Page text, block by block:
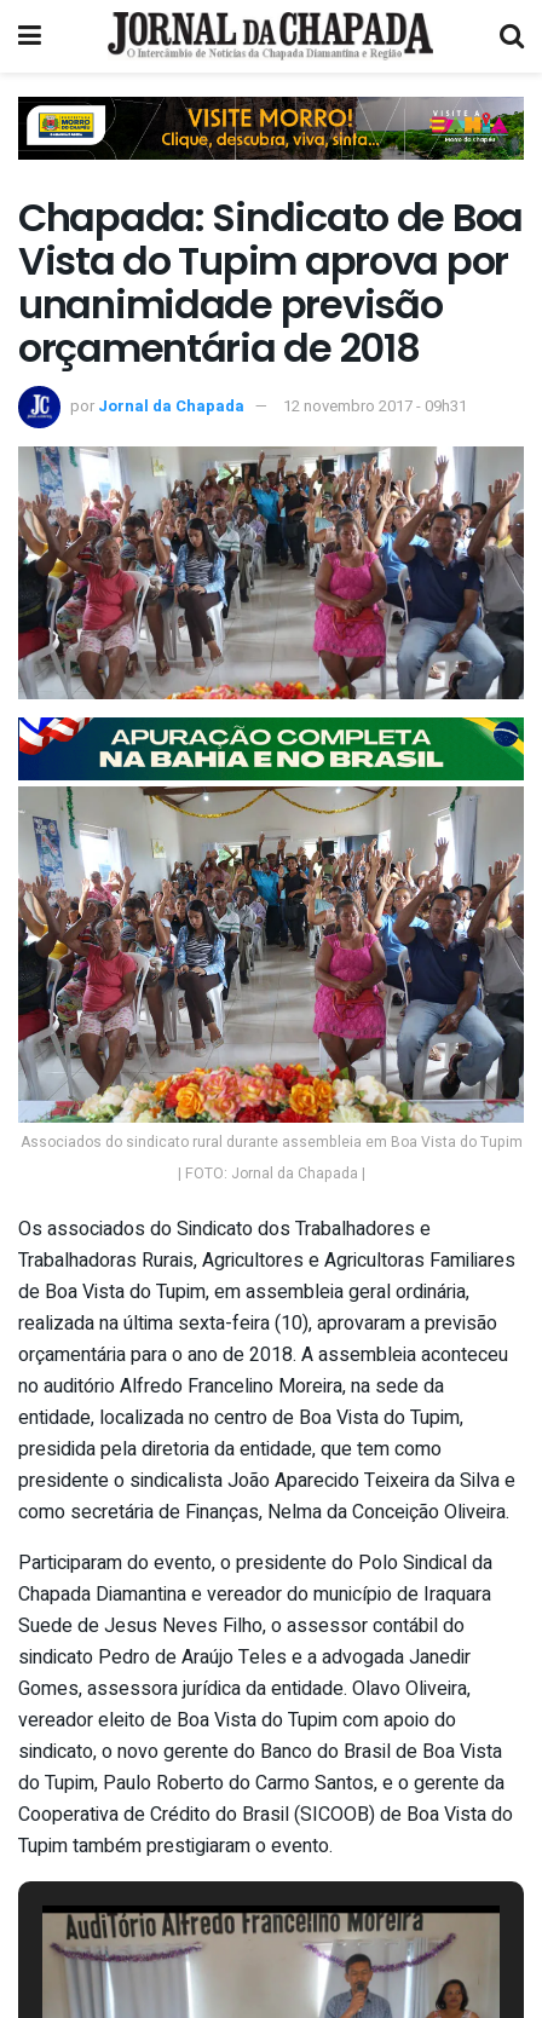
Chapada: Sindicato de Boa
Vista do Tupim aprova por
unanimidade previsão
orçamentária de 2018
por Jornal da Chapada 12 novembro 2017 - 09h31
Associados do sindicato rural durante assembleia em Boa Vista do Tupim
| FOTO: Jornal da Chapada |
Os associados do Sindicato dos Trabalhadores e
Trabalhadoras Rurais, Agricultores e Agricultoras Familiares
de Boa Vista do Tupim, em assembleia geral ordinária,
realizada na última sexta-feira (10), aprovaram a previsão
orçamentária para o ano de 2018. A assembleia aconteceu
no auditório Alfredo Francelino Moreira, na sede da
entidade, localizada no centro de Boa Vista do Tupim,
presidida pela diretoria da entidade, que tem como
presidente o sindicalista João Aparecido Teixeira da Silva e
como secretária de Finanças, Nelma da Conceição Oliveira.
Participaram do evento, o presidente do Polo Sindical da
Chapada Diamantina e vereador do município de Iraquara
Suede de Jesus Neves Filho, o assessor contábil do
sindicato Pedro de Araújo Teles e a advogada Janedir
Gomes, assessora jurídica da entidade. Olavo Oliveira,
vereador eleito de Boa Vista do Tupim com apoio do
sindicato, o novo gerente do Banco do Brasil de Boa Vista
do Tupim, Paulo Roberto do Carmo Santos, e o gerente da
Cooperativa de Crédito do Brasil (SICOOB) de Boa Vista do
Tupim também prestigiaram o evento.